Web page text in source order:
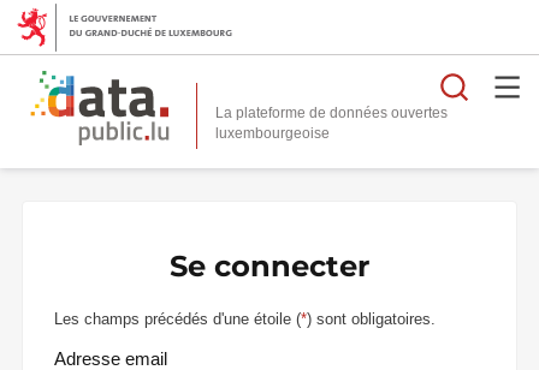
La plateforme de données ouvertes
Se connecter
Les champs précédés d'une étoile (*) sont obligatoires.
Adresse email